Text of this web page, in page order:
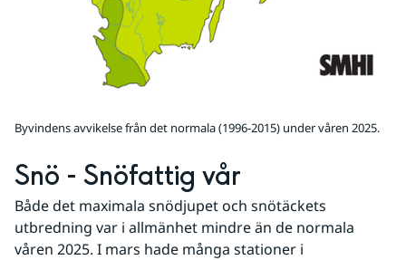
Byvindens avvikelse från det normala (1996-2015) under våren 2025.
Snö - Snöfattig vår
Både det maximala snödjupet och snötäckets
utbredning var i allmänhet mindre än de normala
våren 2025. I mars hade många stationer i